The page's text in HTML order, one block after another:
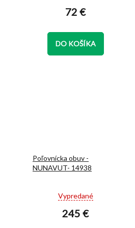
produktu
z
5
72 €
DO KOŠÍKA
Poľovnícka obuv -
NUNAVUT- 14938
Priemerné
hodnotenie
produktu
Vypredané
245 €